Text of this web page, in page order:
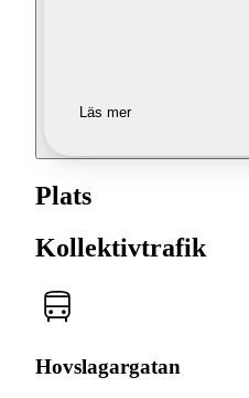
Läs mer
Plats
Kollektivtrafik
Hovslagargatan